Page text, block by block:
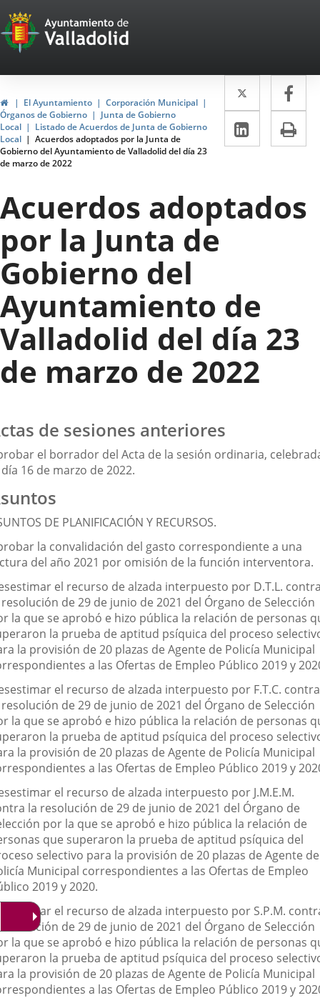
Portal
Web
del
Ayuntamiento
de
Valladolid
HomeEl Ayuntamiento
Corporación Municipal
Órganos de Gobierno
Junta de Gobierno
Local
Listado de Acuerdos de Junta de Gobierno
Local
Acuerdos adoptados por la Junta de
Gobierno del Ayuntamiento de Valladolid del día 23
de marzo de 2022
Twitter
Enlace
a
una
a
Linkedin
Enlace
a
externa.
Acuerdos adoptados
por la Junta de
Gobierno del
Ayuntamiento de
Valladolid del día 23
de marzo de 2022
de sesiones anteriores
el borrador del Acta de la sesión ordinaria,
16 de marzo de 2022.
DE PLANIFICACIÓN Y RECURSOS.
la convalidación del gasto correspondiente a una
del año 2021 por omisión de la función interventora.
el recurso de alzada interpuesto por D.T.L.
de 29 de junio de 2021 del Órgano de Selección
la que se aprobó e hizo pública la relación de personas
la prueba de aptitud psíquica del proceso
la provisión de 20 plazas de Agente de Policía Municipal
a las Ofertas de Empleo Público 2019 y
el recurso de alzada interpuesto por F.T.C. contra
de 29 de junio de 2021 del Órgano de Selección
la que se aprobó e hizo pública la relación de personas
la prueba de aptitud psíquica del proceso
la provisión de 20 plazas de Agente de Policía Municipal
a las Ofertas de Empleo Público 2019 y
el recurso de alzada interpuesto por J.M.E.M.
la resolución de 29 de junio de 2021 del Órgano de
por la que se aprobó e hizo pública la relación de
que superaron la prueba de aptitud psíquica del
selectivo para la provisión de 20 plazas de Agente de
Municipal correspondientes a las Ofertas de Empleo
2019 y 2020.
el recurso de alzada interpuesto por S.P.M.
de 29 de junio de 2021 del Órgano de Selección
la que se aprobó e hizo pública la relación de personas
la prueba de aptitud psíquica del proceso
la provisión de 20 plazas de Agente de Policía Municipal
a las Ofertas de Empleo Público 2019 y